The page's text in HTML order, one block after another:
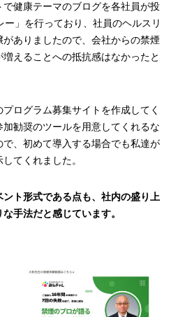
健康テーマのブログを各社員が投
」を行っており、社員のヘルスリ
ありましたので、会社からの禁煙
えることへの抵抗感はなかったと
ログラム募集サイトを作成してく
勧奨のツールを用意してくれるな
、初めて導入する場合でも私達が
てくれました。
ト形式である点も、社内の盛り上
手法だと感じています。